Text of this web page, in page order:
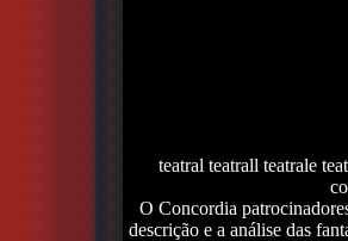
teatral teatrall teatrale
O Concordia
descrição e a análise das